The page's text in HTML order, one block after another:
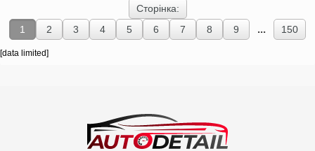
Сторінка:
1
2 3 4 5 6 7 8 9 ... 150
[data limited]